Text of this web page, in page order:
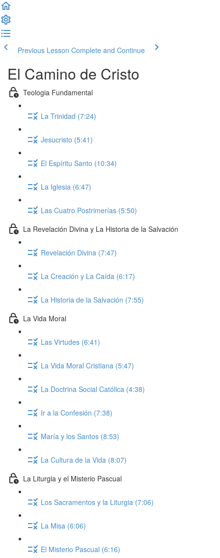
Previous Lesson Complete and Continue
El Camino de Cristo
Teologia Fundamental
La Trinidad (7:24)
Jesucristo (5:41)
El Espíritu Santo (10:34)
La Iglesia (6:47)
Las Cuatro Postrimerías (5:50)
La Revelación Divina y La Historia de la Salvación
Revelación Divina (7:47)
La Creación y La Caída (6:17)
La Historia de la Salvación (7:55)
La Vida Moral
Las Virtudes (6:41)
La Vida Moral Cristiana (5:47)
La Doctrina Social Católica (4:38)
Ir a la Confesión (7:38)
María y los Santos (8:53)
La Cultura de la Vida (8:07)
La Liturgia y el Misterio Pascual
Los Sacramentos y la Liturgia (7:06)
La Misa (6:06)
El Misterio Pascual (6:16)